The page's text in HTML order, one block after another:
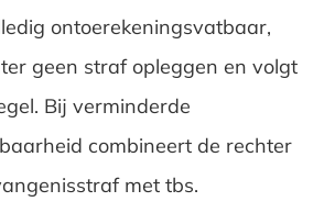
ontoerekeningsvatbaar,
geen straf opleggen en volgt
Bij verminderde
combineert de rechter
met tbs.